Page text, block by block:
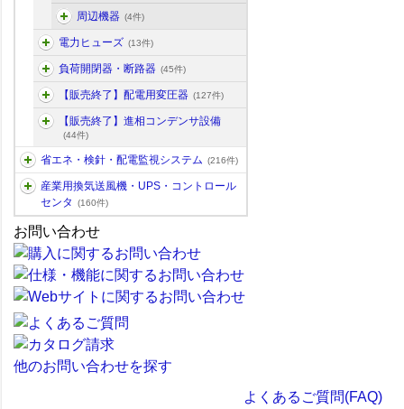
周辺機器 (4件)
電力ヒューズ (13件)
負荷開閉器・断路器 (45件)
【販売終了】配電用変圧器 (127件)
【販売終了】進相コンデンサ設備
(44件)
省エネ・検針・配電監視システム (216件)
産業用換気送風機・UPS・コントロール
センタ
(160件)
お問い合わせ
他のお問い合わせを探す
よくあるご質問(FAQ)